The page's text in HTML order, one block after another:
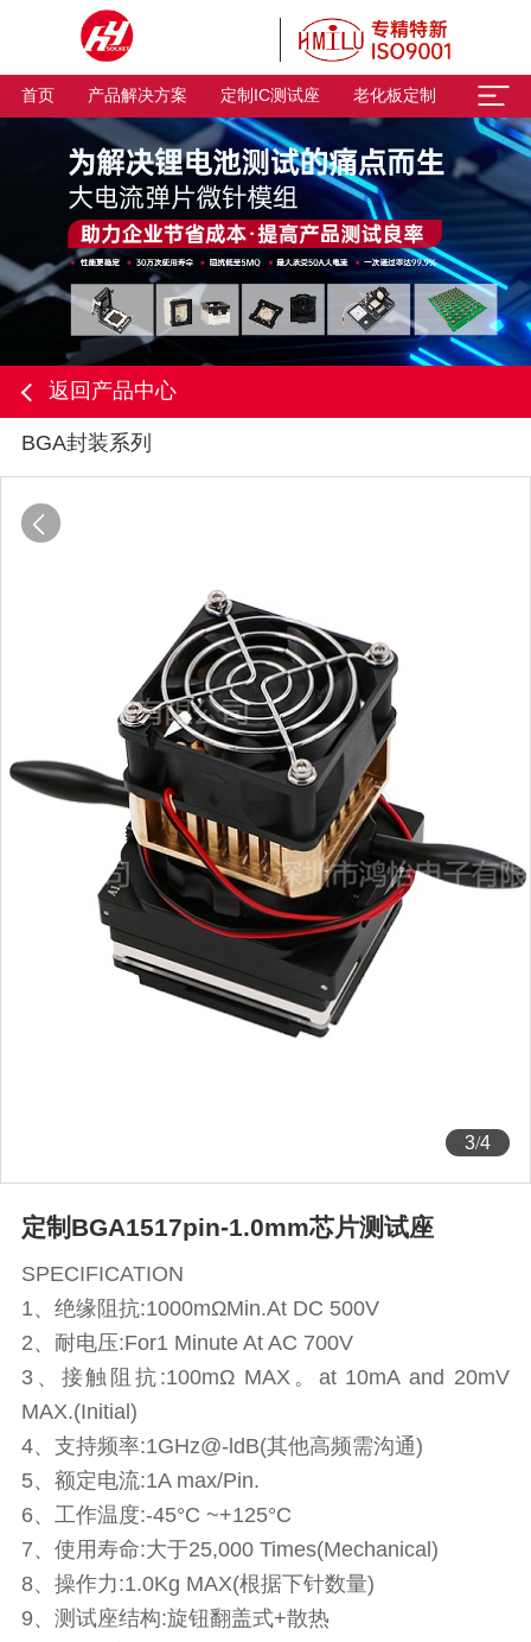
首页 产品解决方案 定制IC测试座 老化板定制
返回产品中心
BGA封装系列
3/4
定制BGA1517pin-1.0mm芯片测试座
SPECIFICATION
1、绝缘阻抗:1000mΩMin.At DC 500V
2、耐电压:For1 Minute At AC 700V
3、接触阻抗:100mΩ MAX。at 10mA and 20mV
MAX.(Initial)
4、支持频率:1GHz@-ldB(其他高频需沟通)
5、额定电流:1A max/Pin.
6、工作温度:-45°C ~+125°C
7、使用寿命:大于25,000 Times(Mechanical)
8、操作力:1.0Kg MAX(根据下针数量)
9、测试座结构:旋钮翻盖式+散热